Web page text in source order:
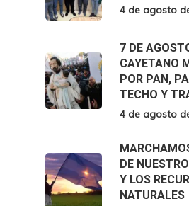
4 de agosto
7 DE
CAYETANO
POR PAN,
TECHO Y
4 de agosto
DE
Y LOS
NATURALES